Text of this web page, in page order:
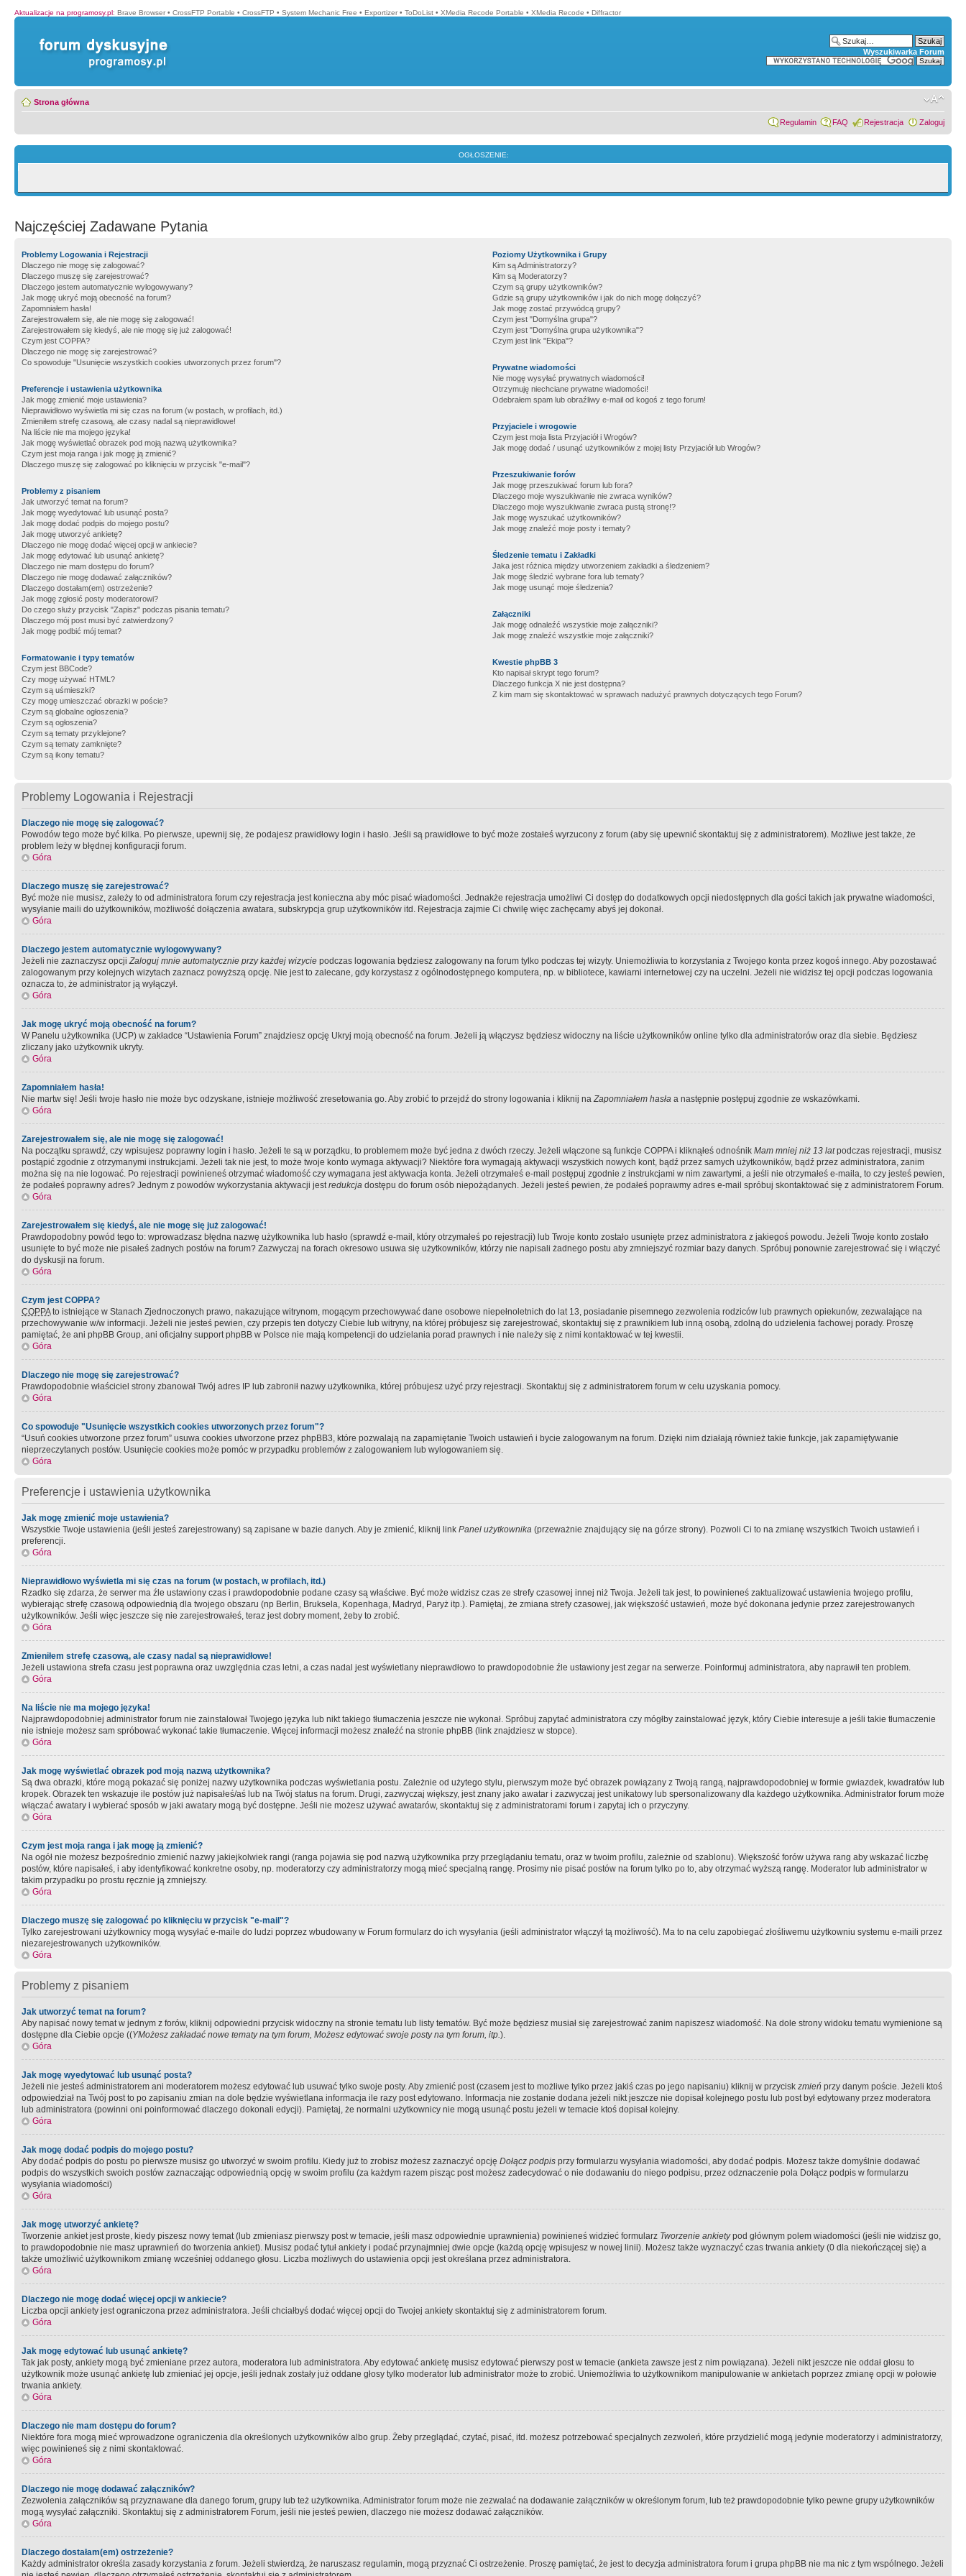
Aktualizacje na programosy.pl: Brave Browser • CrossFTP Portable • CrossFTP • System Mechanic Free • Exportizer • ToDoList • XMedia Recode Portable • XMedia Recode • Diffractor
Wyszukiwarka Forum
Strona główna
Regulamin FAQ Rejestracja Zaloguj
OGŁOSZENIE:
Najczęściej Zadawane Pytania
Problemy Logowania i Rejestracji
Dlaczego nie mogę się zalogować?
Dlaczego muszę się zarejestrować?
Dlaczego jestem automatycznie wylogowywany?
Jak mogę ukryć moją obecność na forum?
Zapomniałem hasła!
Zarejestrowałem się, ale nie mogę się zalogować!
Zarejestrowałem się kiedyś, ale nie mogę się już zalogować!
Czym jest COPPA?
Dlaczego nie mogę się zarejestrować?
Co spowoduje "Usunięcie wszystkich cookies utworzonych przez forum"?
Preferencje i ustawienia użytkownika
Jak mogę zmienić moje ustawienia?
Nieprawidłowo wyświetla mi się czas na forum (w postach, w profilach, itd.)
Zmieniłem strefę czasową, ale czasy nadal są nieprawidłowe!
Na liście nie ma mojego języka!
Jak mogę wyświetlać obrazek pod moją nazwą użytkownika?
Czym jest moja ranga i jak mogę ją zmienić?
Dlaczego muszę się zalogować po kliknięciu w przycisk "e-mail"?
Problemy z pisaniem
Jak utworzyć temat na forum?
Jak mogę wyedytować lub usunąć posta?
Jak mogę dodać podpis do mojego postu?
Jak mogę utworzyć ankietę?
Dlaczego nie mogę dodać więcej opcji w ankiecie?
Jak mogę edytować lub usunąć ankietę?
Dlaczego nie mam dostępu do forum?
Dlaczego nie mogę dodawać załączników?
Dlaczego dostałam(em) ostrzeżenie?
Jak mogę zgłosić posty moderatorowi?
Do czego służy przycisk "Zapisz" podczas pisania tematu?
Dlaczego mój post musi być zatwierdzony?
Jak mogę podbić mój temat?
Formatowanie i typy tematów
Czym jest BBCode?
Czy mogę używać HTML?
Czym są uśmieszki?
Czy mogę umieszczać obrazki w poście?
Czym są globalne ogłoszenia?
Czym są ogłoszenia?
Czym są tematy przyklejone?
Czym są tematy zamknięte?
Czym są ikony tematu?
Poziomy Użytkownika i Grupy
Kim są Administratorzy?
Kim są Moderatorzy?
Czym są grupy użytkowników?
Gdzie są grupy użytkowników i jak do nich mogę dołączyć?
Jak mogę zostać przywódcą grupy?
Czym jest "Domyślna grupa"?
Czym jest "Domyślna grupa użytkownika"?
Czym jest link "Ekipa"?
Prywatne wiadomości
Nie mogę wysyłać prywatnych wiadomości!
Otrzymuję niechciane prywatne wiadomości!
Odebrałem spam lub obraźliwy e-mail od kogoś z tego forum!
Przyjaciele i wrogowie
Czym jest moja lista Przyjaciół i Wrogów?
Jak mogę dodać / usunąć użytkowników z mojej listy Przyjaciół lub Wrogów?
Przeszukiwanie forów
Jak mogę przeszukiwać forum lub fora?
Dlaczego moje wyszukiwanie nie zwraca wyników?
Dlaczego moje wyszukiwanie zwraca pustą stronę!?
Jak mogę wyszukać użytkowników?
Jak mogę znaleźć moje posty i tematy?
Śledzenie tematu i Zakładki
Jaka jest różnica między utworzeniem zakładki a śledzeniem?
Jak mogę śledzić wybrane fora lub tematy?
Jak mogę usunąć moje śledzenia?
Załączniki
Jak mogę odnaleźć wszystkie moje załączniki?
Jak mogę znaleźć wszystkie moje załączniki?
Kwestie phpBB 3
Kto napisał skrypt tego forum?
Dlaczego funkcja X nie jest dostępna?
Z kim mam się skontaktować w sprawach nadużyć prawnych dotyczących tego Forum?
Problemy Logowania i Rejestracji
Dlaczego nie mogę się zalogować?
Powodów tego może być kilka. Po pierwsze, upewnij się, że podajesz prawidłowy login i hasło. Jeśli są prawidłowe to być może zostałeś wyrzucony z forum (aby się upewnić skontaktuj się z administratorem). Możliwe jest także, że
problem leży w błędnej konfiguracji forum.
Góra
Dlaczego muszę się zarejestrować?
Być może nie musisz, zależy to od administratora forum czy rejestracja jest konieczna aby móc pisać wiadomości. Jednakże rejestracja umożliwi Ci dostęp do dodatkowych opcji niedostępnych dla gości takich jak prywatne wiadomości,
wysyłanie maili do użytkowników, możliwość dołączenia awatara, subskrypcja grup użytkowników itd. Rejestracja zajmie Ci chwilę więc zachęcamy abyś jej dokonał.
Góra
Dlaczego jestem automatycznie wylogowywany?
Jeżeli nie zaznaczysz opcjiZaloguj mnie automatycznie przy każdej wizycie podczas logowania będziesz zalogowany na forum tylko podczas tej wizyty. Uniemożliwia to korzystania z Twojego konta przez kogoś innego. Aby pozostawać
zalogowanym przy kolejnych wizytach zaznacz powyższą opcję. Nie jest to zalecane, gdy korzystasz z ogólnodostępnego komputera, np. w bibliotece, kawiarni internetowej czy na uczelni. Jeżeli nie widzisz tej opcji podczas logowania
oznacza to, że administrator ją wyłączył.
Góra
Jak mogę ukryć moją obecność na forum?
W Panelu użytkownika (UCP) w zakładce “Ustawienia Forum” znajdziesz opcję Ukryj moją obecność na forum. Jeżeli ją włączysz będziesz widoczny na liście użytkowników online tylko dla administratorów oraz dla siebie. Będziesz
zliczany jako użytkownik ukryty.
Góra
Zapomniałem hasła!
Nie martw się! Jeśli twoje hasło nie może byc odzyskane, istnieje możliwość zresetowania go. Aby zrobić to przejdź do strony logowania i kliknij naZapomniałem hasła a następnie postępuj zgodnie ze wskazówkami.
Góra
Zarejestrowałem się, ale nie mogę się zalogować!
Na początku sprawdź, czy wpisujesz poprawny login i hasło. Jeżeli te są w porządku, to problemem może być jedna z dwóch rzeczy. Jeżeli włączone są funkcje COPPA i kliknąłeś odnośnik Mam mniej niż 13 latpodczas rejestracji, musisz
postąpić zgodnie z otrzymanymi instrukcjami. Jeżeli tak nie jest, to może twoje konto wymaga aktywacji? Niektóre fora wymagają aktywacji wszystkich nowych kont, bądź przez samych użytkowników, bądź przez administratora, zanim
można się na nie logować. Po rejestracji powinieneś otrzymać wiadomość czy wymagana jest aktywacja konta. Jeżeli otrzymałeś e-mail postępuj zgodnie z instrukcjami w nim zawartymi, a jeśli nie otrzymałeś e-maila, to czy jesteś pewien,
że podałeś poprawny adres? Jednym z powodów wykorzystania aktywacji jestredukcja dostępu do forum osób niepożądanych. Jeżeli jesteś pewien, że podałeś poprawmy adres e-mail spróbuj skontaktować się z administratorem Forum.
Góra
Zarejestrowałem się kiedyś, ale nie mogę się już zalogować!
Prawdopodobny powód tego to: wprowadzasz błędna nazwę użytkownika lub hasło (sprawdź e-mail, który otrzymałeś po rejestracji) lub Twoje konto zostało usunięte przez administratora z jakiegoś powodu. Jeżeli Twoje konto zostało
usunięte to być może nie pisałeś żadnych postów na forum? Zazwyczaj na forach okresowo usuwa się użytkowników, którzy nie napisali żadnego postu aby zmniejszyć rozmiar bazy danych. Spróbuj ponownie zarejestrować się i włączyć
do dyskusji na forum.
Góra
Czym jest COPPA?
COPPAto istniejące w Stanach Zjednoczonych prawo, nakazujące witrynom, mogącym przechowywać dane osobowe niepełnoletnich do lat 13, posiadanie pisemnego zezwolenia rodziców lub prawnych opiekunów, zezwalające na
przechowywanie w/w informacji. Jeżeli nie jesteś pewien, czy przepis ten dotyczy Ciebie lub witryny, na której próbujesz się zarejestrować, skontaktuj się z prawnikiem lub inną osobą, zdolną do udzielenia fachowej porady. Proszę
pamiętać, że ani phpBB Group, ani oficjalny support phpBB w Polsce nie mają kompetencji do udzielania porad prawnych i nie należy się z nimi kontaktować w tej kwestii.
Góra
Dlaczego nie mogę się zarejestrować?
Prawdopodobnie właściciel strony zbanował Twój adres IP lub zabronił nazwy użytkownika, której próbujesz użyć przy rejestracji. Skontaktuj się z administratorem forum w celu uzyskania pomocy.
Góra
Co spowoduje "Usunięcie wszystkich cookies utworzonych przez forum"?
“Usuń cookies utworzone przez forum” usuwa cookies utworzone przez phpBB3, które pozwalają na zapamiętanie Twoich ustawień i bycie zalogowanym na forum. Dzięki nim działają również takie funkcje, jak zapamiętywanie
nieprzeczytanych postów. Usunięcie cookies może pomóc w przypadku problemów z zalogowaniem lub wylogowaniem się.
Góra
Preferencje i ustawienia użytkownika
Jak mogę zmienić moje ustawienia?
Wszystkie Twoje ustawienia (jeśli jesteś zarejestrowany) są zapisane w bazie danych. Aby je zmienić, kliknij link Panel użytkownika (przeważnie znajdujący się na górze strony). Pozwoli Ci to na zmianę wszystkich Twoich ustawień i
preferencji.
Góra
Nieprawidłowo wyświetla mi się czas na forum (w postach, w profilach, itd.)
Rzadko się zdarza, że serwer ma źle ustawiony czas i prawdopodobnie podane czasy są właściwe. Być może widzisz czas ze strefy czasowej innej niż Twoja. Jeżeli tak jest, to powinieneś zaktualizować ustawienia twojego profilu,
wybierając strefę czasową odpowiednią dla twojego obszaru (np Berlin, Bruksela, Kopenhaga, Madryd, Paryż itp.). Pamiętaj, że zmiana strefy czasowej, jak większość ustawień, może być dokonana jedynie przez zarejestrowanych
użytkowników. Jeśli więc jeszcze się nie zarejestrowałeś, teraz jest dobry moment, żeby to zrobić.
Góra
Zmieniłem strefę czasową, ale czasy nadal są nieprawidłowe!
Jeżeli ustawiona strefa czasu jest poprawna oraz uwzględnia czas letni, a czas nadal jest wyświetlany nieprawdłowo to prawdopodobnie źle ustawiony jest zegar na serwerze. Poinformuj administratora, aby naprawił ten problem.
Góra
Na liście nie ma mojego języka!
Najprawdopodobniej administrator forum nie zainstalował Twojego języka lub nikt takiego tłumaczenia jeszcze nie wykonał. Spróbuj zapytać administratora czy mógłby zainstalować język, który Ciebie interesuje a jeśli takie tłumaczenie
nie istnieje możesz sam spróbować wykonać takie tłumaczenie. Więcej informacji możesz znaleźć na stronie phpBB (link znajdziesz w stopce).
Góra
Jak mogę wyświetlać obrazek pod moją nazwą użytkownika?
Są dwa obrazki, które mogą pokazać się poniżej nazwy użytkownika podczas wyświetlania postu. Zależnie od użytego stylu, pierwszym może być obrazek powiązany z Twoją rangą, najprawdopodobniej w formie gwiazdek, kwadratów lub
kropek. Obrazek ten wskazuje ile postów już napisałeś/aś lub na Twój status na forum. Drugi, zazwyczaj większy, jest znany jako awatar i zazwyczaj jest unikatowy lub spersonalizowany dla każdego użytkownika. Administrator forum może
włączać awatary i wybierać sposób w jaki awatary mogą być dostępne. Jeśli nie możesz używać awatarów, skontaktuj się z administratorami forum i zapytaj ich o przyczyny.
Góra
Czym jest moja ranga i jak mogę ją zmienić?
Na ogół nie możesz bezpośrednio zmienić nazwy jakiejkolwiek rangi (ranga pojawia się pod nazwą użytkownika przy przeglądaniu tematu, oraz w twoim profilu, zależnie od szablonu). Większość forów używa rang aby wskazać liczbę
postów, które napisałeś, i aby identyfikować konkretne osoby, np. moderatorzy czy administratorzy mogą mieć specjalną rangę. Prosimy nie pisać postów na forum tylko po to, aby otrzymać wyższą rangę. Moderator lub administrator w
takim przypadku po prostu ręcznie ją zmniejszy.
Góra
Dlaczego muszę się zalogować po kliknięciu w przycisk "e-mail"?
Tylko zarejestrowani użytkownicy mogą wysyłać e-maile do ludzi poprzez wbudowany w Forum formularz do ich wysyłania (jeśli administrator włączył tą możliwość). Ma to na celu zapobiegać złośliwemu użytkowniu systemu e-maili przez
niezarejestrowanych użytkowników.
Góra
Problemy z pisaniem
Jak utworzyć temat na forum?
Aby napisać nowy temat w jednym z forów, kliknij odpowiedni przycisk widoczny na stronie tematu lub listy tematów. Być może będziesz musiał się zarejestrować zanim napiszesz wiadomość. Na dole strony widoku tematu wymienione są
dostępne dla Ciebie opcje ((YMożesz zakładać nowe tematy na tym forum, Możesz edytować swoje posty na tym forum, itp.).
Góra
Jak mogę wyedytować lub usunąć posta?
Jeżeli nie jesteś administratorem ani moderatorem możesz edytować lub usuwać tylko swoje posty. Aby zmienić post (czasem jest to możliwe tylko przez jakiś czas po jego napisaniu) kliknij w przycisk zmień przy danym poście. Jeżeli ktoś
odpowiedział na Twój post to po zapisaniu zmian na dole będzie wyświetlana informacja ile razy post edytowano. Informacja nie zostanie dodana jeżeli nikt jeszcze nie dopisał kolejnego postu lub post był edytowany przez moderatora
lub administratora (powinni oni poinformować dlaczego dokonali edycji). Pamiętaj, że normalni użytkownicy nie mogą usunąć postu jeżeli w temacie ktoś dopisał kolejny.
Góra
Jak mogę dodać podpis do mojego postu?
Aby dodać podpis do postu po pierwsze musisz go utworzyć w swoim profilu. Kiedy już to zrobisz możesz zaznaczyć opcję Dołącz podpis przy formularzu wysyłania wiadomości, aby dodać podpis. Możesz także domyślnie dodawać
podpis do wszystkich swoich postów zaznaczając odpowiednią opcję w swoim profilu (za każdym razem pisząc post możesz zadecydować o nie dodawaniu do niego podpisu, przez odznaczenie pola Dołącz podpis w formularzu
wysyłania wiadomości)
Góra
Jak mogę utworzyć ankietę?
Tworzenie ankiet jest proste, kiedy piszesz nowy temat (lub zmieniasz pierwszy post w temacie, jeśli masz odpowiednie uprawnienia) powinieneś widzieć formularz Tworzenie ankietypod głównym polem wiadomości (jeśli nie widzisz go,
to prawdopodobnie nie masz uprawnień do tworzenia ankiet). Musisz podać tytuł ankiety i podać przynajmniej dwie opcje (każdą opcję wpisujesz w nowej linii). Możesz także wyznaczyć czas trwania ankiety (0 dla niekończącej się) a
także umożliwić użytkownikom zmianę wcześniej oddanego głosu. Liczba możliwych do ustawienia opcji jest określana przez administratora.
Góra
Dlaczego nie mogę dodać więcej opcji w ankiecie?
Liczba opcji ankiety jest ograniczona przez administratora. Jeśli chciałbyś dodać więcej opcji do Twojej ankiety skontaktuj się z administratorem forum.
Góra
Jak mogę edytować lub usunąć ankietę?
Tak jak posty, ankiety mogą być zmieniane przez autora, moderatora lub administratora. Aby edytować ankietę musisz edytować pierwszy post w temacie (ankieta zawsze jest z nim powiązana). Jeżeli nikt jeszcze nie oddał głosu to
użytkownik może usunąć ankietę lub zmieniać jej opcje, jeśli jednak zostały już oddane głosy tylko moderator lub administrator może to zrobić. Uniemożliwia to użytkownikom manipulowanie w ankietach poprzez zmianę opcji w połowie
trwania ankiety.
Góra
Dlaczego nie mam dostępu do forum?
Niektóre fora mogą mieć wprowadzone ograniczenia dla określonych użytkowników albo grup. Żeby przeglądać, czytać, pisać, itd. możesz potrzebować specjalnych zezwoleń, które przydzielić mogą jedynie moderatorzy i administratorzy,
więc powinieneś się z nimi skontaktować.
Góra
Dlaczego nie mogę dodawać załączników?
Zezwolenia załączników są przyznawane dla danego forum, grupy lub też użytkownika. Administrator forum może nie zezwalać na dodawanie załączników w określonym forum, lub też prawdopodobnie tylko pewne grupy użytkowników
mogą wysyłać załączniki. Skontaktuj się z administratorem Forum, jeśli nie jesteś pewien, dlaczego nie możesz dodawać załączników.
Góra
Dlaczego dostałam(em) ostrzeżenie?
Każdy administrator określa zasady korzystania z forum. Jeżeli stwierdzą, że naruszasz regulamin, mogą przyznać Ci ostrzeżenie. Proszę pamiętać, że jest to decyzja administratora forum i grupa phpBB nie ma nic z tym wspólnego. Jeżeli